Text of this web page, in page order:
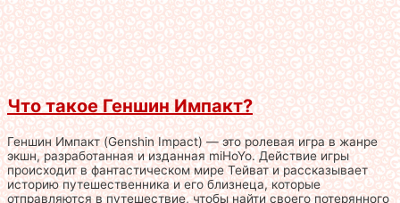
Что такое Геншин Импакт?
Геншин Импакт (Genshin Impact) — это ролевая игра в жанре
экшн, разработанная и изданная miHoYo. Действие игры
происходит в фантастическом мире Тейват и рассказывает
историю путешественника и его близнеца, которые
отправляются в путешествие, чтобы найти своего потерянного